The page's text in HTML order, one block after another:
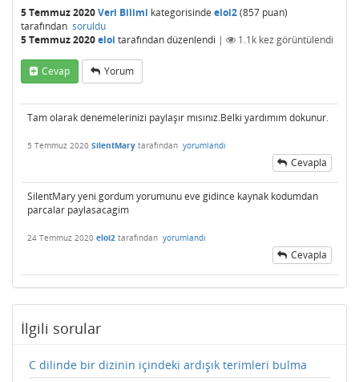
5 Temmuz 2020Veri Bilimi kategorisinde eloi2(857 puan)
tarafından soruldu
5 Temmuz 2020eloi tarafındandüzenlendi | 1.1k kez görüntülendi
Cevap Yorum
Tam olarak denemelerinizi paylaşır mısınız.Belki yardımım dokunur.
5 Temmuz 2020 SilentMary tarafından yorumlandı
Cevapla
SilentMary yeni gordum yorumunu eve gidince kaynak kodumdan
parcalar paylasacagim
24 Temmuz 2020 eloi2 tarafından yorumlandı
Cevapla
İlgili sorular
C dilinde bir dizinin içindeki ardışık terimleri bulma